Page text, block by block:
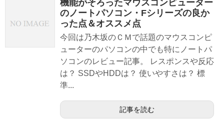
機能がそろったマウスコンピューター
のノートパソコン・Fシリーズの良か
った点＆オススメ点
今回は乃木坂のＣＭで話題のマウスコンピ
ューターのパソコンの中でも特にノートパ
ソコンのレビュー記事。 レスポンスや反応
は？ SSDやHDDは？ 使いやすさは？ 標
準...
記事を読む